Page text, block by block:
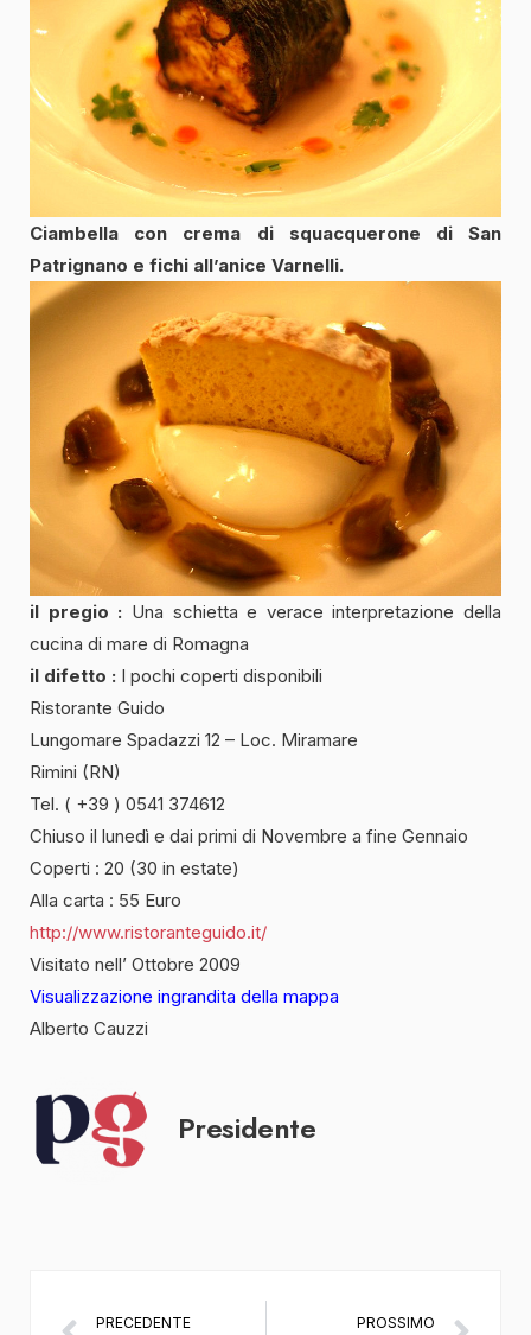
Ciambella con crema di squacquerone di San
Patrignano e fichi all’anice Varnelli.
il pregio : Una schietta e verace interpretazione della
cucina di mare di Romagna
il difetto : I pochi coperti disponibili
Ristorante Guido
Lungomare Spadazzi 12 – Loc. Miramare
Rimini (RN)
Tel. ( +39 ) 0541 374612
Chiuso il lunedì e dai primi di Novembre a fine Gennaio
Coperti : 20 (30 in estate)
Alla carta : 55 Euro
http://www.ristoranteguido.it/
Visitato nell’ Ottobre 2009
Visualizzazione ingrandita della mappa
Alberto Cauzzi
Presidente
PRECEDENTE PROSSIMO